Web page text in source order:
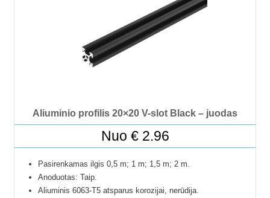
Temperatūros jutikliai
Varikliai, motoreduktoriai
Inverteriai
Valdikliai saulės kolektoriams
Profilių Ilgis gali būti su 1 mm paklaida.
Dėl klausimų ir užsakymų kitokių ilgių profilių galite kreiptis
Kad matytumėte kainą pasirinkite ilgį.
Aliuminio profilis 20×20 V-slot Black – juodas
Nuo €2.96
Pasirenkamas ilgis 0,5 m; 1 m; 1,5 m; 2 m.
Anoduotas: Taip.
Aliuminis 6063-T5 atsparus korozijai, nerūdija.